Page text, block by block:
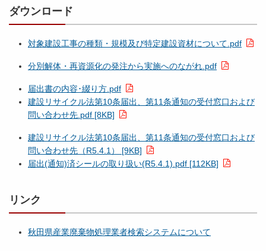
ダウンロード
対象建設工事の種類・規模及び特定建設資材について.pdf
分別解体・再資源化の発注から実施へのながれ.pdf
届出書の内容･綴り方.pdf
建設リサイクル法第10条届出、第11条通知の受付窓口および
問い合わせ先.pdf [8KB]
建設リサイクル法第10条届出、第11条通知の受付窓口および
問い合わせ先（R5.4.1） [9KB]
届出(通知)済シールの取り扱い(R5.4.1).pdf [112KB]
リンク
秋田県産業廃棄物処理業者検索システムについて